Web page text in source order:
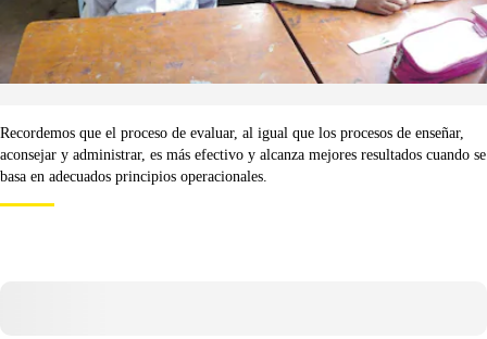
Recordemos que el proceso de evaluar, al igual que los procesos de enseñar,
aconsejar y administrar, es más efectivo y alcanza mejores resultados cuando se
basa en adecuados principios operacionales.